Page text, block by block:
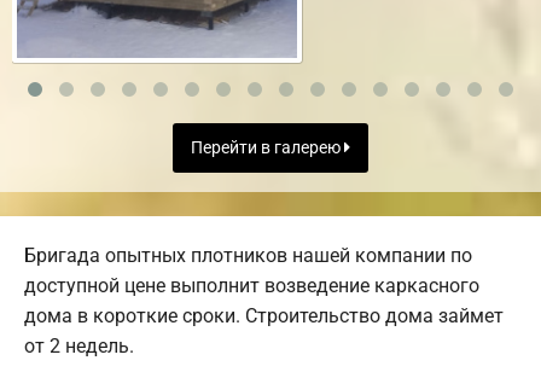
Перейти в галерею
Бригада опытных плотников нашей компании по
доступной цене выполнит возведение каркасного
дома в короткие сроки. Строительство дома займет
от 2 недель.